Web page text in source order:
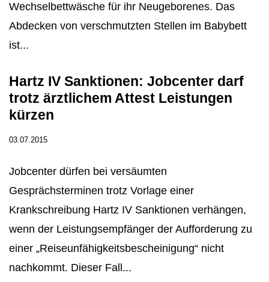
Wechselbettwäsche für ihr Neugeborenes. Das
Abdecken von verschmutzten Stellen im Babybett
ist...
Hartz IV Sanktionen: Jobcenter darf
trotz ärztlichem Attest Leistungen
kürzen
03.07.2015
Jobcenter dürfen bei versäumten
Gesprächsterminen trotz Vorlage einer
Krankschreibung Hartz IV Sanktionen verhängen,
wenn der Leistungsempfänger der Aufforderung zu
einer „Reiseunfähigkeitsbescheinigung“ nicht
nachkommt. Dieser Fall...